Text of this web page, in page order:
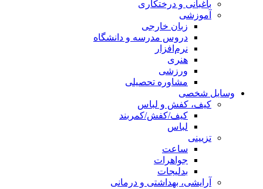
باغبانی و درختکاری
آموزشی
زبان خارجی
دروس مدرسه و دانشگاه
نرم‌افزار
هنری
ورزشی
مشاوره تحصیلی
وسایل شخصی
کیف، کفش و لباس
کیف/کفش/کمربند
لباس
تزیینی
ساعت
جواهرات
بدلیجات
آرایشی، بهداشتی و درمانی